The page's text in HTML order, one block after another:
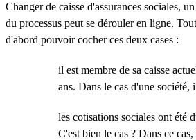
Changer de caisse d'assurances sociales,
du processus peut se dérouler en ligne.
d'abord pouvoir cocher ces deux cases :
il est membre de sa caisse
ans. Dans le cas d'une société,
les cotisations sociales ont été
C'est bien le cas ? Dans ce